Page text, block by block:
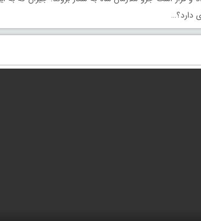
دارد؟…